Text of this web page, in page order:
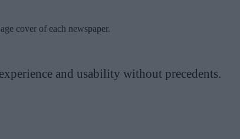
cover of each newspaper.
and usability without precedents.